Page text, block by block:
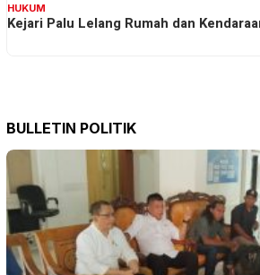
HUKUM
Kejari Palu Lelang Rumah dan
BULLETIN POLITIK